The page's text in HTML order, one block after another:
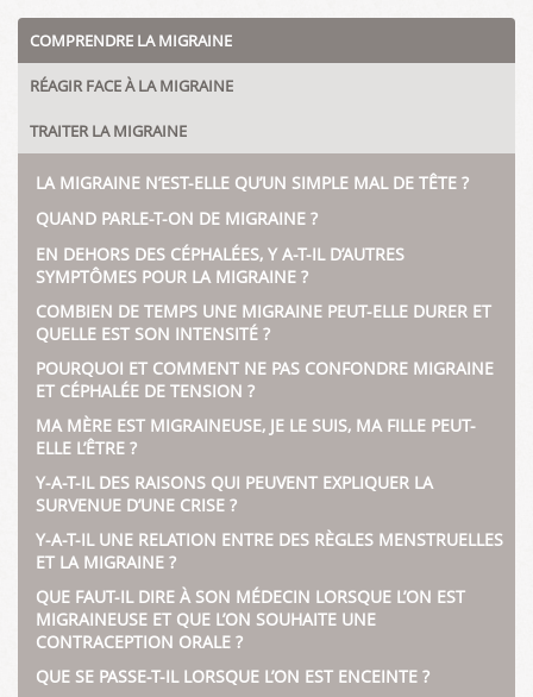
COMPRENDRE LA MIGRAINE
RÉAGIR FACE À LA MIGRAINE
TRAITER LA MIGRAINE
LA MIGRAINE N’EST-ELLE QU’UN SIMPLE MAL DE TÊTE ?
QUAND PARLE-T-ON DE MIGRAINE ?
EN DEHORS DES CÉPHALÉES, Y A-T-IL D’AUTRES
SYMPTÔMES POUR LA MIGRAINE ?
COMBIEN DE TEMPS UNE MIGRAINE PEUT-ELLE DURER ET
QUELLE EST SON INTENSITÉ ?
POURQUOI ET COMMENT NE PAS CONFONDRE MIGRAINE
ET CÉPHALÉE DE TENSION ?
MA MÈRE EST MIGRAINEUSE, JE LE SUIS, MA FILLE PEUT-
ELLE L’ÊTRE ?
Y-A-T-IL DES RAISONS QUI PEUVENT EXPLIQUER LA
SURVENUE D’UNE CRISE ?
Y-A-T-IL UNE RELATION ENTRE DES RÈGLES MENSTRUELLES
ET LA MIGRAINE ?
QUE FAUT-IL DIRE À SON MÉDECIN LORSQUE L’ON EST
MIGRAINEUSE ET QUE L’ON SOUHAITE UNE
CONTRACEPTION ORALE ?
QUE SE PASSE-T-IL LORSQUE L’ON EST ENCEINTE ?